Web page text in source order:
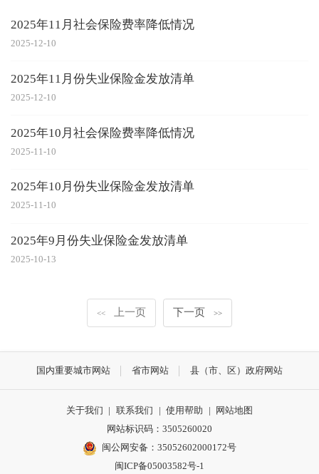
2025年11月社会保险费率降低情况
2025-12-10
2025年11月份失业保险金发放清单
2025-12-10
2025年10月社会保险费率降低情况
2025-11-10
2025年10月份失业保险金发放清单
2025-11-10
2025年9月份失业保险金发放清单
2025-10-13
<< 上一页 下一页 >>
国内重要城市网站 省市网站 县（市、区）政府网站
关于我们 | 联系我们 | 使用帮助 | 网站地图
网站标识码：3505260020
闽公网安备：35052602000172号
闽ICP备05003582号-1